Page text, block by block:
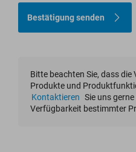
Bestätigung senden
Bitte beachten Sie, dass
Produkte und
Kontaktieren Sie uns
Verfügbarkeit bestimmter